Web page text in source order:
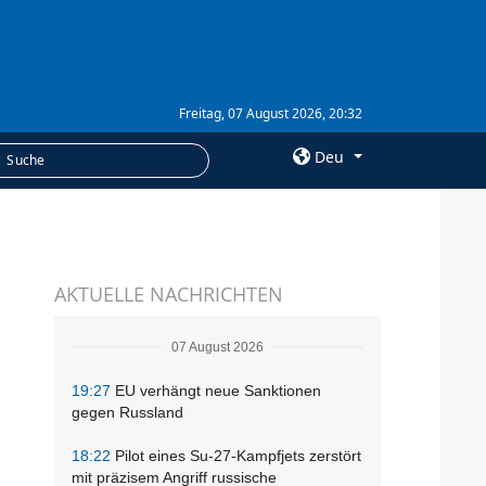
Freitag, 07 August 2026, 20:32
Deu
Abonnement
AKTUELLE NACHRICHTEN
07 August 2026
19:27 EU verhängt neue Sanktionen
gegen Russland
18:22 Pilot eines Su-27-Kampfjets zerstört
mit präzisem Angriff russische